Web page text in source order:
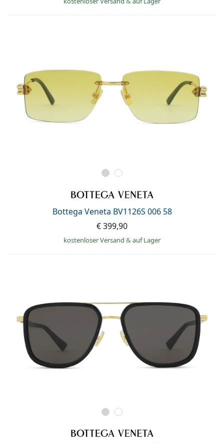
Bottega Veneta BV1126S 006 58
€ 399,90
kostenloser Versand & auf Lager